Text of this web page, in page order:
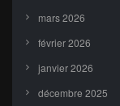
mars 2026
février 2026
janvier 2026
décembre 2025